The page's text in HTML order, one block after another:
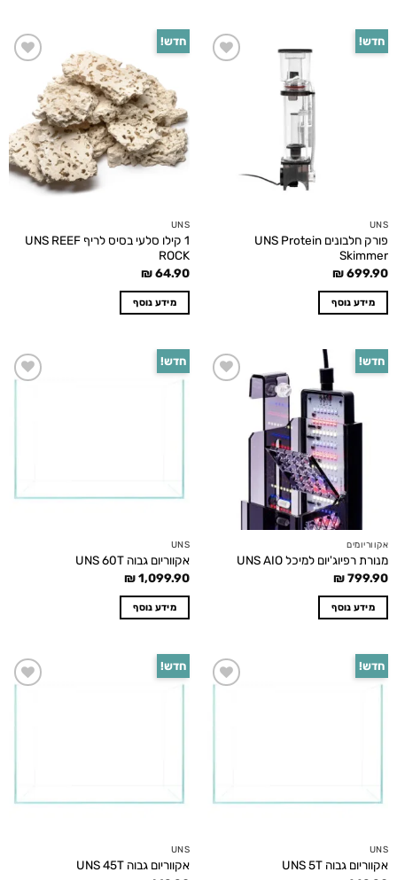
חדש!
UNS
פורק חלבונים UNS Protein
Skimmer
₪699.90
מידע נוסף
חדש!
UNS
1 קילו סלעי בסיס לריף UNS REEF
ROCK
₪64.90
מידע נוסף
חדש!
אקווריומים
מנורת רפיוג'יום למיכל UNS AIO
₪799.90
מידע נוסף
חדש!
UNS
אקווריום גבוה UNS 60T
₪1,099.90
מידע נוסף
חדש!
UNS
אקווריום גבוה UNS 5T
חדש!
UNS
אקווריום גבוה UNS 45T